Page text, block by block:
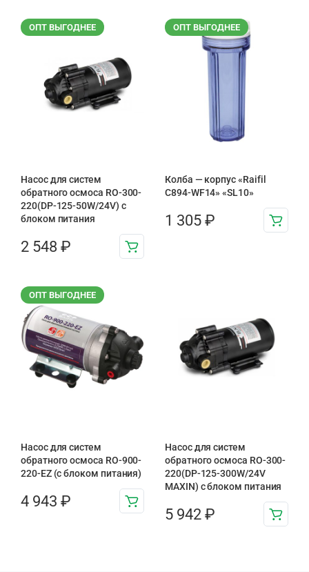
ОПТ ВЫГОДНЕЕ
Насос для систем
обратного осмоса RO-300-
220(DP-125-50W/24V) с
блоком питания
2 548 ₽
ОПТ ВЫГОДНЕЕ
Колба — корпус «Raifil
C894-WF14» «SL10»
1 305 ₽
ОПТ ВЫГОДНЕЕ
Насос для систем
обратного осмоса RO-900-
220-EZ (с блоком питания)
4 943 ₽
Насос для систем
обратного осмоса RO-300-
220(DP-125-300W/24V
MAXIN) с блоком питания
5 942 ₽